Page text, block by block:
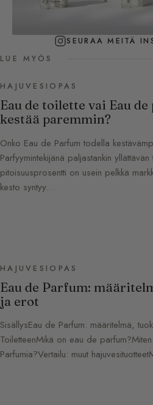
SEURAA MEITÄ
LUE MYÖS
HAJUVESIOPAS
Eau de toilette vai Eau
kestää paremmin?
Onko Eau de Parfum todella
Parfyymintekijänä paljastankin yllättävän
pitoisuusprosentti on usein pelkkä
kesto syntyy…
HAJUVESIOPAS
Eau de Parfum:
ja erot
SisällysEau de Parfum: määritelmä,
ToiletteenMikä on eau de
Parfumia?Vertailu: muut